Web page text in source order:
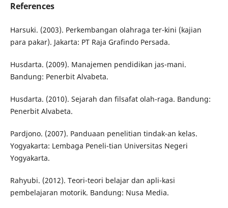
References
Harsuki. (2003). Perkembangan olahraga ter-kini (kajian
para pakar). Jakarta: PT Raja Grafindo Persada.
Husdarta. (2009). Manajemen pendidikan jas-mani.
Bandung: Penerbit Alvabeta.
Husdarta. (2010). Sejarah dan filsafat olah-raga. Bandung:
Penerbit Alvabeta.
Pardjono. (2007). Panduaan penelitian tindak-an kelas.
Yogyakarta: Lembaga Peneli-tian Universitas Negeri
Yogyakarta.
Rahyubi. (2012). Teori-teori belajar dan apli-kasi
pembelajaran motorik. Bandung: Nusa Media.